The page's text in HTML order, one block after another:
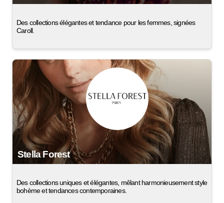
Des collections élégantes et tendance pour les femmes, signées
Caroll.
Stella Forest
Des collections uniques et élégantes, mêlant harmonieusement style
bohème et tendances contemporaines.